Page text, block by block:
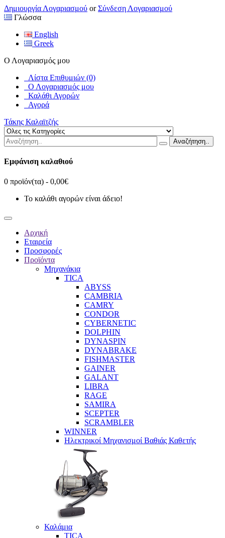
Δημιουργία Λογαριασμού orΣύνδεση Λογαριασμού
Γλώσσα
English
Greek
Ο Λογαριασμός μου
Λίστα Επιθυμιών (0)
Ο Λογαριασμός μου
Καλάθι Αγορών
Αγορά
Τάκης Καλαϊτζής
Αναζήτηση..
Εμφάνιση καλαθιού
0 προϊόν(τα) - 0,00€
Το καλάθι αγορών είναι άδειο!
Αρχική
Εταιρεία
Προσφορές
Προϊόντα
Μηχανάκια
TICA
ABYSS
CAMBRIA
CAMRY
CONDOR
CYBERNETIC
DOLPHIN
DYNASPIN
DYNABRAKE
FISHMASTER
GAINER
GALANT
LIBRA
RAGE
SAMIRA
SCEPTER
SCRAMBLER
WINNER
Ηλεκτρικοί Μηχανισμοί Βαθιάς Καθετής
Καλάμια
TICA